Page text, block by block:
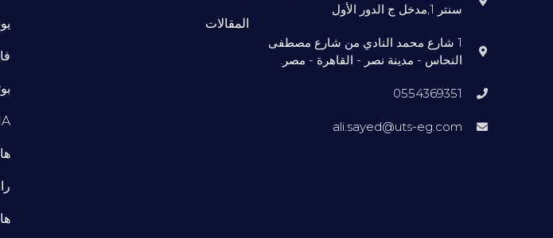
سنتر 1,مدخل ج الدور الأول
1 شارع محمد النادي من شارع مصطفى
النحاس - مدينة نصر - القاهرة - مصر.
0554369351
ali.sayed@uts-eg.com
المقالات